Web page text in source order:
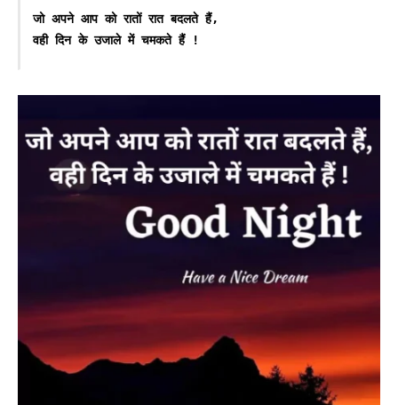
जो अपने आप को रातों रात बदलते हैं,
वही दिन के उजाले में चमकते हैं !